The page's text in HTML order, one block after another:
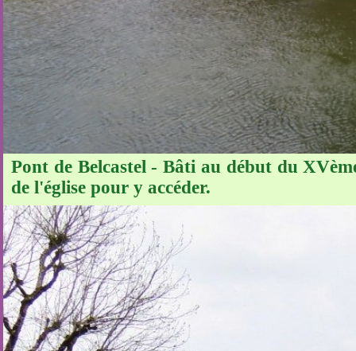
Pont de Belcastel - Bâti au début du
de l'église pour y accéder.